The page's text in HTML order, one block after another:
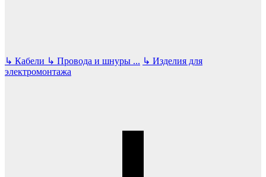
↳ Кабели ↳ Провода и шнуры ... ↳ Изделия для
электромонтажа